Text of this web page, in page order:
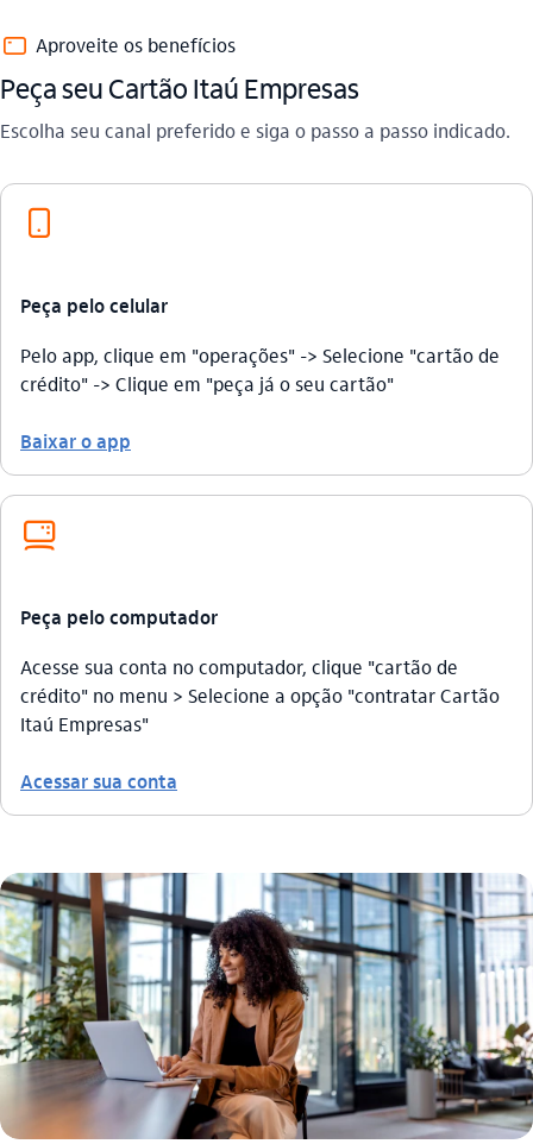
cartao_outline Aproveite os benefícios
Peça seu Cartão Itaú Empresas
Escolha seu canal preferido e siga o passo a passo indicado.
celular_outline
Peça pelo celular
Pelo app, clique em "operações" -> Selecione "cartão de
crédito" -> Clique em "peça já o seu cartão"
Baixar o app
computador_outline
Peça pelo computador
Acesse sua conta no computador, clique "cartão de
crédito" no menu > Selecione a opção "contratar Cartão
Itaú Empresas"
Acessar sua conta